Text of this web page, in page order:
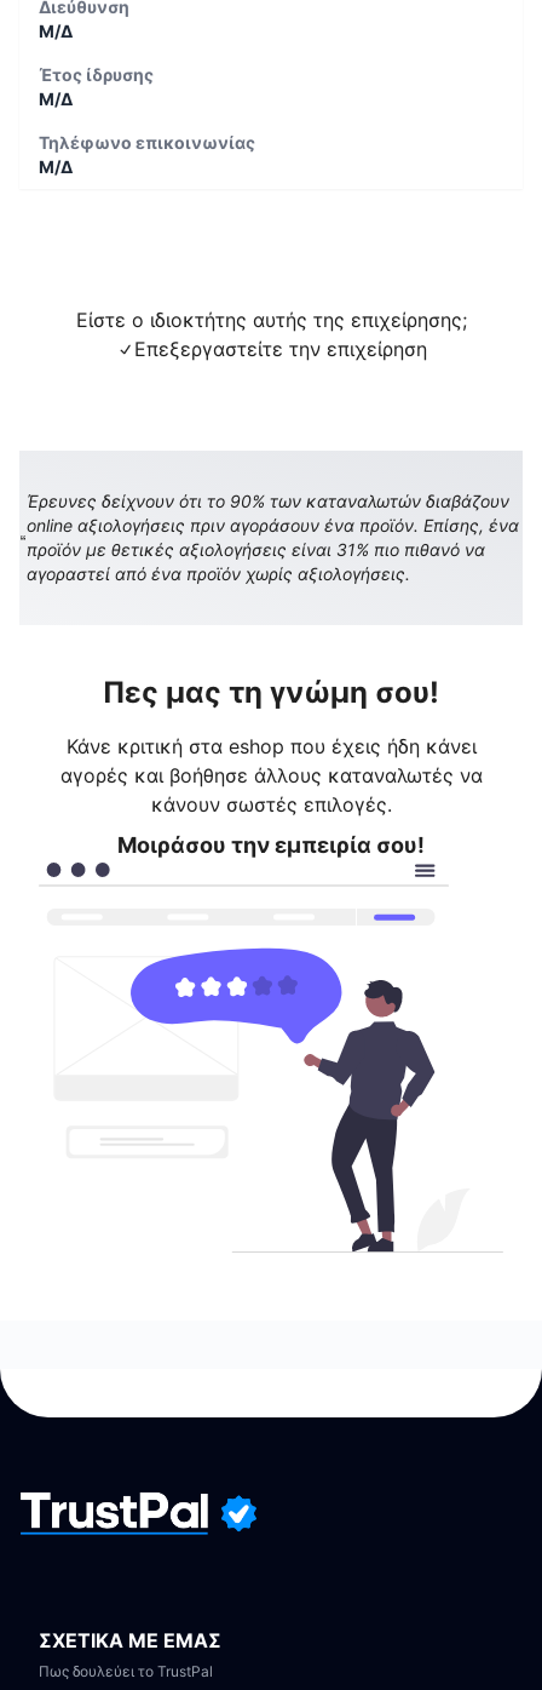
Διεύθυνση
Μ/Δ
Έτος ίδρυσης
Μ/Δ
Τηλέφωνο επικοινωνίας
Μ/Δ
Είστε ο ιδιοκτήτης αυτής της επιχείρησης;
Επεξεργαστείτε την επιχείρηση
Έρευνες δείχνουν ότι το 90% των καταναλωτών διαβάζουν
online αξιολογήσεις πριν αγοράσουν ένα προϊόν. Επίσης, ένα
προϊόν με θετικές αξιολογήσεις είναι 31% πιο πιθανό να
αγοραστεί από ένα προϊόν χωρίς αξιολογήσεις.
Πες μας τη γνώμη σου!
Κάνε κριτική στα eshop που έχεις ήδη κάνει
αγορές και βοήθησε άλλους καταναλωτές να
κάνουν σωστές επιλογές.
Μοιράσου την εμπειρία σου!
ΣΧΕΤΙΚΑ ΜΕ ΕΜΑΣ
Πως δουλεύει το TrustPal